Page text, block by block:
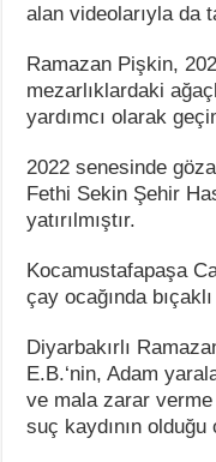
alan videolarıyla da
Ramazan Pişkin,
mezarlıklardaki
yardımcı olarak
2022 senesinde
Fethi Sekin Şehir
yatırılmıştır.
Kocamustafapaşa
çay ocağında
Diyarbakırlı
E.B.‘nin, Adam
ve mala zarar
suç kaydının olduğu